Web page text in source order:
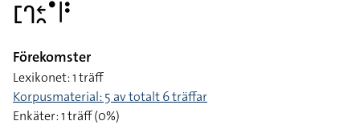
􌤕􌤪􌥓􌥘􌤟􌥼􌥻
Förekomster
Lexikonet: 1 träff
Korpusmaterial: 5 av totalt 6 träffar
Enkäter: 1 träff (0%)